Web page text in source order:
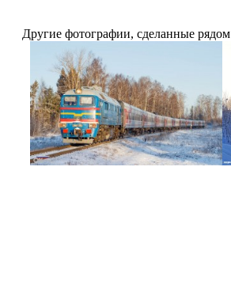
Другие фотографии, сделанные рядом